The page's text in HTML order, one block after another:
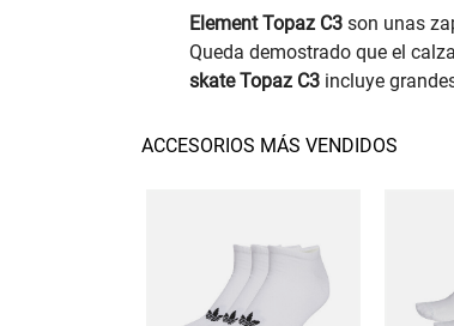
Element Topaz C3son unas
Queda demostrado que el
skate Topaz C3incluye
ACCESORIOS MÁS VENDIDOS